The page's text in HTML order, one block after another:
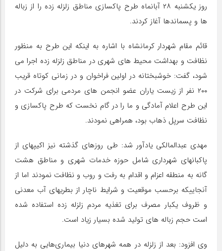
روز یکشنبه ۲۸ آبانماه طرح پاکسازی مناطق زلزله زده را از زباله
ها و پسماندها آغاز کردند.
قائم مقام شهردار کرمانشاه با اشاره به اینکه این طرح به منظور
نظافت و بهداشت محیط های شهری در مناطق زلزله زده اجرا می
شود، گفت: خوشبختانه در اولین فراخوان و در زمانی کوتاه قریب
۲۰۰ نفر از زیست یاران عضو انجمن های مردمی برای شرکت در
این طرح اعلام آمادگی و ما را در گام نخست که طرح پاکسازی و
نظافت سرپل ذهاب بود، همراهی نمودند.
مهدی عبدالمالکی یادآور شد: طی روزهای گذشته نیز اکیپهای از
پاکبانهای شهرداری شامل حوزه خدمات شهری و مناطق هشت
گانه به منطقه اعزام و اقدام به رفت و روب و نظافت نمودند اما از
آنجاییکه برحسب موقعیت و شرایط ناچار از بطریهای آب معدنی
و ظروف یکبار مصرف برای تغذیه مردم زلزله زده استفاده شده
است حجم زباله های تولید شده بسیار زیاد است.
وی افزود: بعد از زلزله در همه شهرهای دنیا بیماری‌هایی به دلیل